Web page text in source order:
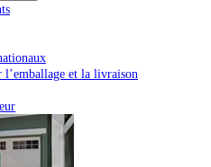
l’emballage et la livraison